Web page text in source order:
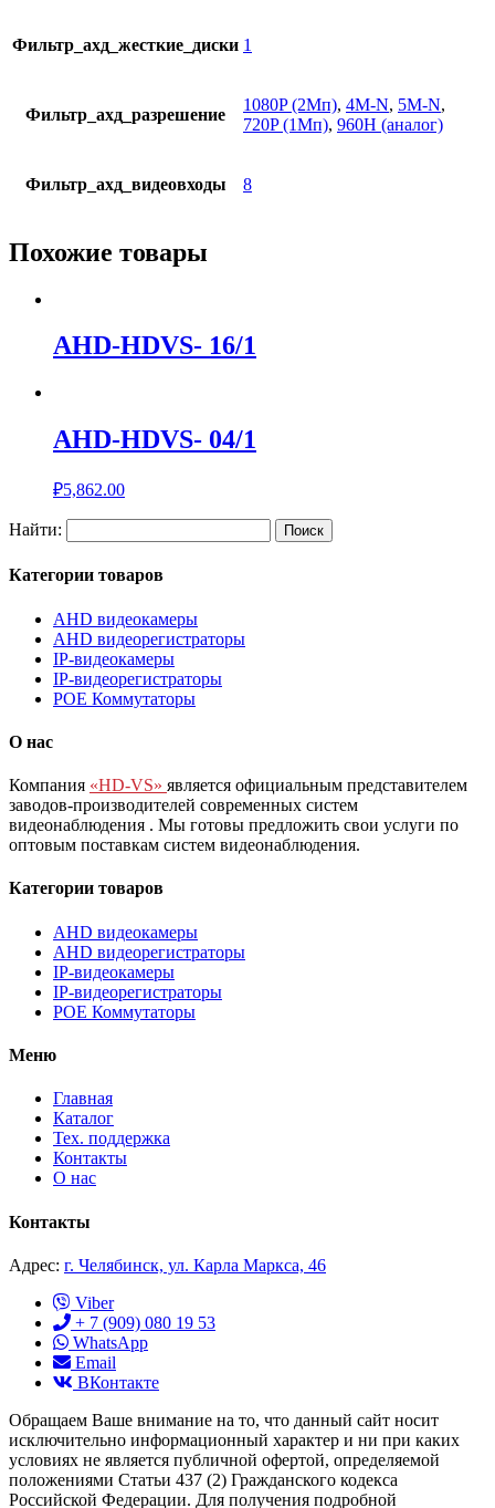
Фильтр_ахд_жесткие_диски 1
Фильтр_ахд_разрешение
1080P (2Мп), 4M-N, 5M-N,
720P (1Мп), 960H (аналог)
Фильтр_ахд_видеовходы 8
Похожие товары
AHD-HDVS- 16/1
AHD-HDVS- 04/1
₽5,862.00
Найти:
Категории товаров
AHD видеокамеры
AHD видеорегистраторы
IP-видеокамеры
IP-видеорегистраторы
POE Коммутаторы
О нас
Компания «HD-VS» является официальным представителем
заводов-производителей современных систем
видеонаблюдения . Мы готовы предложить свои услуги по
оптовым поставкам систем видеонаблюдения.
Категории товаров
AHD видеокамеры
AHD видеорегистраторы
IP-видеокамеры
IP-видеорегистраторы
POE Коммутаторы
Меню
Главная
Каталог
Тех. поддержка
Контакты
О нас
Контакты
Адрес: г. Челябинск, ул. Карла Маркса, 46
Viber
+ 7 (909) 080 19 53
WhatsApp
Email
ВКонтакте
Обращаем Ваше внимание на то, что данный сайт носит
исключительно информационный характер и ни при каких
условиях не является публичной офертой, определяемой
положениями Статьи 437 (2) Гражданского кодекса
Российской Федерации. Для получения подробной